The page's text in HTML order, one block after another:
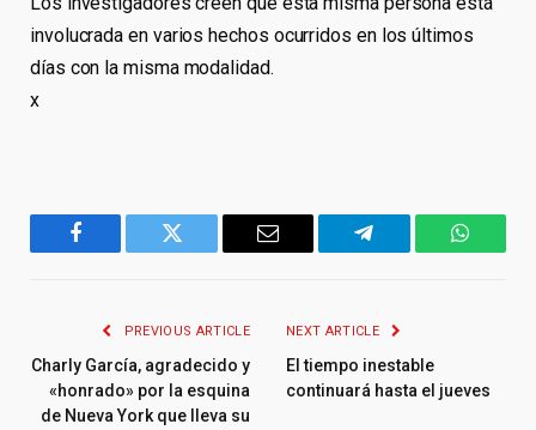
involucrada en varios hechos ocurridos en los últimos
días con la misma modalidad.
x
Facebook Twitter Email Telegram
PREVIOUS ARTICLE
Charly García, agradecido y
«honrado» por la esquina
de Nueva York que lleva su
NEXT ARTICLE
El tiempo inestable
continuará hasta el jueves